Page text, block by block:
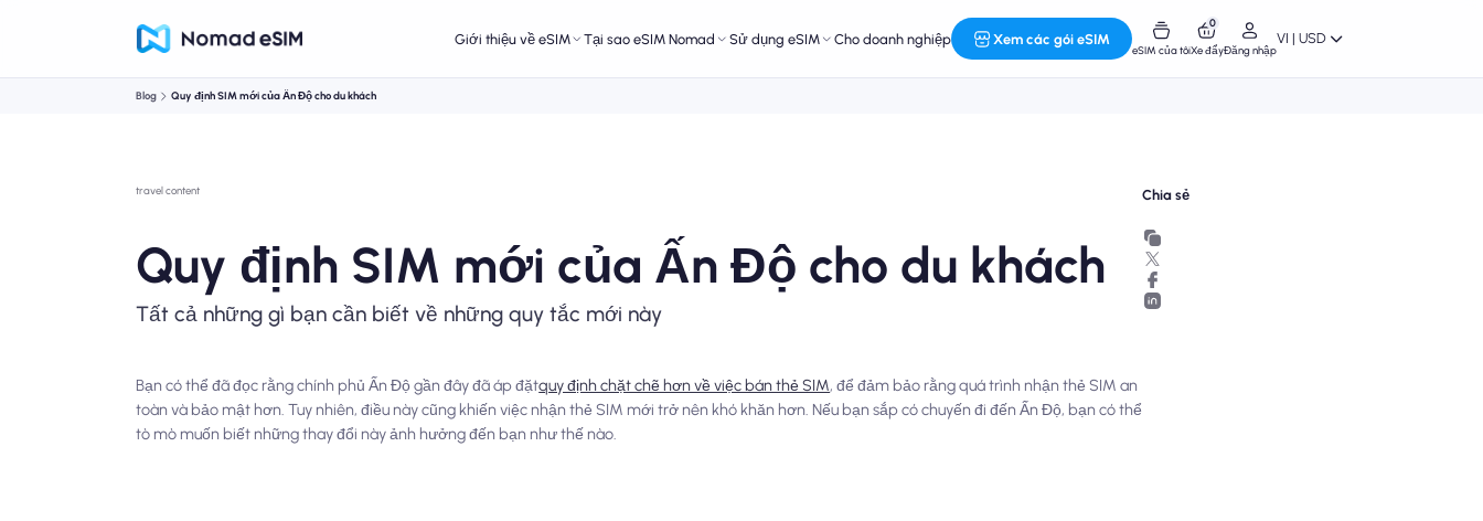
Giới thiệu về eSIM Tại sao eSIM Nomad Sử dụng eSIM Cho doanh nghiệp Xem các gói eSIM
eSIM của tôi
0
Xe đẩyĐăng nhập
VI | USD
Blog Quy định SIM mới của Ấn Độ cho du khách
travel content
Quy định SIM mới của Ấn Độ cho du khách
Tất cả những gì bạn cần biết về những quy tắc mới này
Bạn có thể đã đọc rằng chính phủ Ấn Độ gần đây đã áp đặtquy định chặt chẽ hơn về việc bán thẻ SIM, để đảm bảo rằng quá trình nhận thẻ SIM an
toàn và bảo mật hơn. Tuy nhiên, điều này cũng khiến việc nhận thẻ SIM mới trở nên khó khăn hơn. Nếu bạn sắp có chuyến đi đến Ấn Độ, bạn có thể
tò mò muốn biết những thay đổi này ảnh hưởng đến bạn như thế nào.
Chia sẻ